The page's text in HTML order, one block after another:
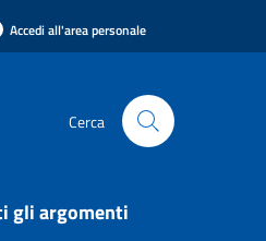
Accedi all'area personale
Cerca
gli argomenti